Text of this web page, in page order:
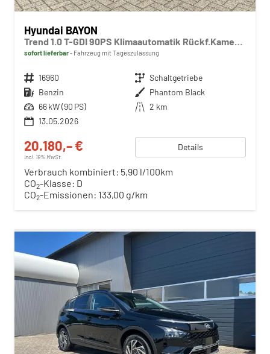
Hyundai BAYON
Trend 1.0 T-GDI 90PS Klimaautomatik Rückf.Kamera Parksensoren Sitzheizung Lenkradheizung Bluetooth Touchscreen Tempomat Apple CarPlay + Android Auto 16"LM
sofort lieferbar Fahrzeug mit Tageszulassung
Fahrzeugnr. 16960 Getriebe Schaltgetriebe
Kraftstoff Benzin Außenfarbe Phantom Black
Leistung 66 kW (90 PS) Kilometerstand 2 km
13.05.2026
20.180,– €
incl. 19% MwSt.
Details
Verbrauch kombiniert: 5,90 l/100km
CO2-Klasse: D
CO2-Emissionen: 133,00 g/km